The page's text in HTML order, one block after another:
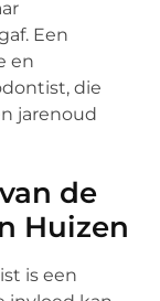
Een
en
die
jarenoud
de
Huizen
is een